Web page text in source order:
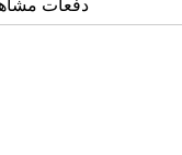
دفعات مشاهده: